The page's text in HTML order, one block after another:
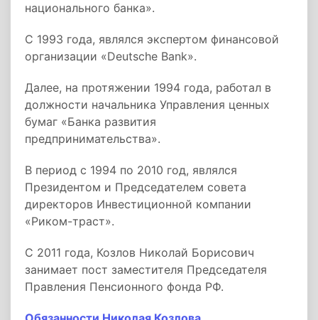
национального банка».
С 1993 года, являлся экспертом финансовой
организации «Deutsche Bank».
Далее, на протяжении 1994 года, работал в
должности начальника Управления ценных
бумаг «Банка развития
предпринимательства».
В период с 1994 по 2010 год, являлся
Президентом и Председателем совета
директоров Инвестиционной компании
«Риком-траст».
С 2011 года, Козлов Николай Борисович
занимает пост заместителя Председателя
Правления Пенсионного фонда РФ.